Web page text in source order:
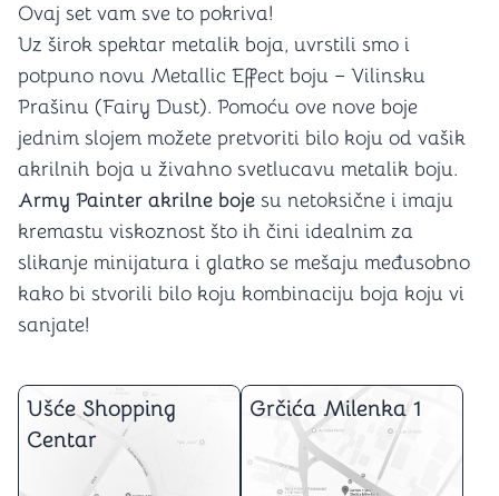
Ovaj set vam sve to pokriva!
Uz širok spektar metalik boja, uvrstili smo i
potpuno novu Metallic Effect boju – Vilinsku
Prašinu (Fairy Dust). Pomoću ove nove boje
jednim slojem možete pretvoriti bilo koju od vašik
akrilnih boja u živahno svetlucavu metalik boju.
Army Painter akrilne boje su netoksične i imaju
kremastu viskoznost što ih čini idealnim za
slikanje minijatura i glatko se mešaju međusobno
kako bi stvorili bilo koju kombinaciju boja koju vi
sanjate!
Ušće Shopping
Centar
Grčića Milenka 1